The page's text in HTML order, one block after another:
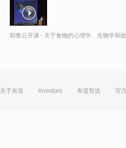
耶鲁公开课 - 关于食物的心理学、生物学和
关于有道 Investors 有道智选 官